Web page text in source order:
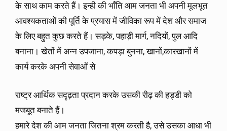
के साथ काम करते हैं। इन्ही की भाँति आम जनता भी अपनी मूलभूत
आवश्यकताओं की पूर्ति के प्रयास में जीविका रूप में देश और समाज
के लिए बहुत कुछ करते हैं। सड़के, पहाड़ी मार्ग, नदियों, पुल आदि
बनाना। खेतों में अन्न उपजाना, कपड़ा बुनना, खानों,कारखानों में
कार्य करके अपनी सेवाओं से
राष्ट्र आर्थिक सदृढ़ता प्रदान करके उसकी रीढ़ की हड्डी को
मजबूत बनाते हैं।
हमारे देश की आम जनता जितना श्रम करती है, उसे उसका आधा भी